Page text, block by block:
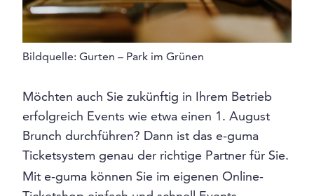
Bildquelle: Gurten – Park im Grünen
Möchten auch Sie zukünftig in Ihrem Betrieb
erfolgreich Events wie etwa einen 1. August
Brunch durchführen? Dann ist das e-guma
Ticketsystem genau der richtige Partner für Sie.
Mit e-guma können Sie im eigenen Online-